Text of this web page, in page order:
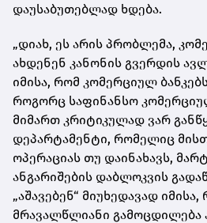
დაუსაბუთებლად ხდება.
„დიახ, ეს არის პრობლემა,
ახდენენ კანონის გვერდის
იმისა, რომ კომერციულ
როგორც საფინანსო
მიმართ კრიტიკულად ვარ
დეპარტამენტი, რომელიც
ოპერაციას თუ დაინახავს,
ანგარიშების დაბლოკვის
„აშავებენ“ მიუხედავად
მრავალწლიანი გამოცდილება